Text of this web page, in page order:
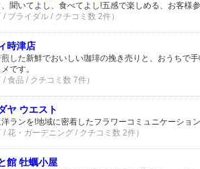
、聞いてよし、食べてよし!五感で楽しめる、お客様
/ ブライダル / クチコミ数 2件）
時津店
した新鮮でおいしい珈琲の挽き売りと、おうちで
です。
/ 食品 / クチコミ数 7件）
ヤ ウエスト
ランを!地域に密着したフラワーコミュニケーショ
/ 花・ガーデニング / クチコミ数 2件）
館 牡蠣小屋